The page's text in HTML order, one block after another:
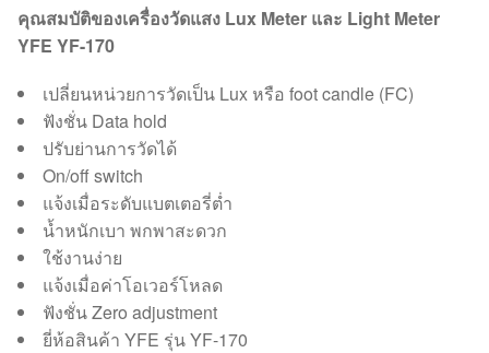
คุณสมบัติของเครื่องวัดแสง Lux Meter และ Light Meter
YFE YF-170
เปลี่ยนหน่วยการวัดเป็น Lux หรือ foot candle (FC)
ฟังชั่น Data hold
ปรับย่านการวัดได้
On/off switch
แจ้งเมื่อระดับแบตเตอรี่ต่ำ
น้ำหนักเบา พกพาสะดวก
ใช้งานง่าย
แจ้งเมื่อค่าโอเวอร์โหลด
ฟังชั่น Zero adjustment
ยี่ห้อสินค้า YFE รุ่น YF-170